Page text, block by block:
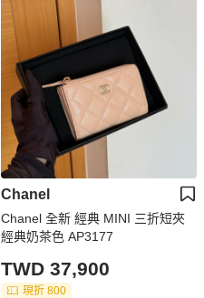
Chanel
Chanel 全新 經典 MINI 三折短夾
經典奶茶色 AP3177
TWD 37,900
現折 800